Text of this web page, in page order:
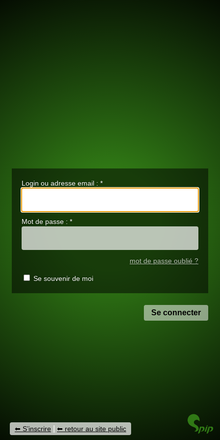
Login ou adresse email : *
Mot de passe : *
mot de passe oublié ?
Se souvenir de moi
S’inscrire retour au site public